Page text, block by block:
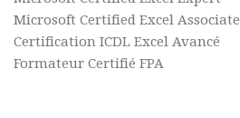
Microsoft Certified Excel Associate
Certification ICDL Excel Avancé
Formateur Certifié FPA